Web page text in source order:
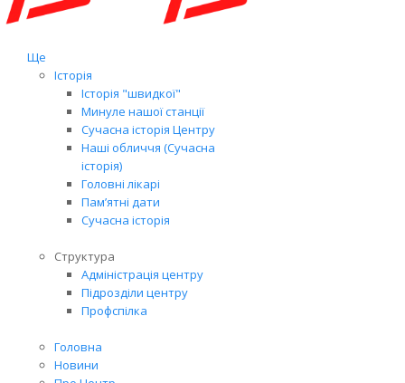
Ще
Історія
Історія "швидкої"
Минуле нашої станції
Сучасна історія Центру
Наші обличчя (Сучасна
історія)
Головні лікарі
Пам’ятні дати
Сучасна історія
Структура
Адміністрація центру
Підрозділи центру
Профспілка
Головна
Новини